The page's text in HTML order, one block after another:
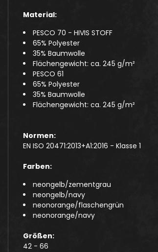
Material:
PESCO 70 - HIVIS STOFF
65% Polyester
35% Baumwolle
Flächengewicht: ca. 245 g/m²
PESCO 61
65% Polyester
35% Baumwolle
Flächengewicht: ca. 245 g/m²
Normen:
EN ISO 20471:2013+A1:2016 - Klasse 1
Farben:
neongelb/zementgrau
neongelb/navy
neonorange/flaschengrün
neonorange/navy
Größen:
42 - 66